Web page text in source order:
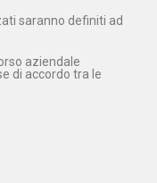
saranno definiti ad
aziendale
di accordo tra le